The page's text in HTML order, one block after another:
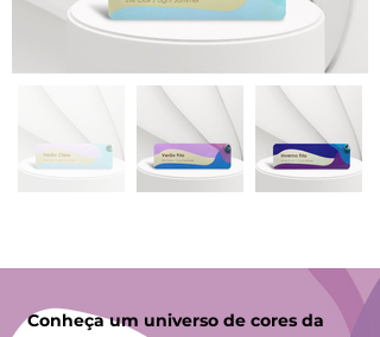
Conheça um universo de cores da